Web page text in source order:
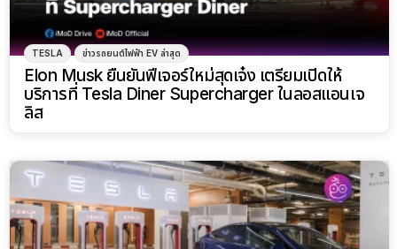
TESLA ข่าวรถยนต์ไฟฟ้า EV ล่าสุด
Elon Musk ยืนยันฟีเจอร์ใหม่สุดเจ๋ง เตรียมเปิดให้
บริการที่ Tesla Diner Supercharger ในลอสแอนเจ
ลิส